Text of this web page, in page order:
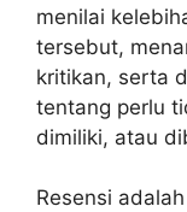
menilai
tersebut,
kritikan, serta
tentang perlu
dimiliki, atau
Resensi